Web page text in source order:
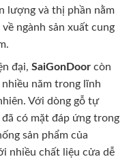
lượng và thị phần nằm
ngành sản xuất cung
đại, SaiGonDoor còn
năm trong lĩnh
Với dòng gỗ tự
đã có mặt đáp ứng trong
sản phẩm của
nhiều chất liệu cửa dễ